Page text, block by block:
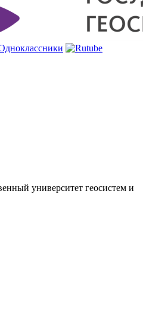
университет геосистем и